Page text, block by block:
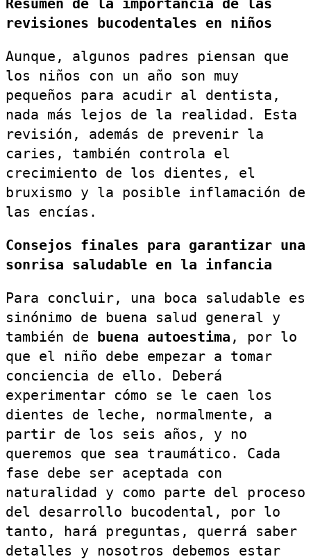
Resumen de la importancia de las
revisiones bucodentales en niños
Aunque, algunos padres piensan que
los niños con un año son muy
pequeños para acudir al dentista,
nada más lejos de la realidad. Esta
revisión, además de prevenir la
caries, también controla el
crecimiento de los dientes, el
bruxismo y la posible inflamación de
las encías.
Consejos finales para garantizar una
sonrisa saludable en la infancia
Para concluir, una boca saludable es
sinónimo de buena salud general y
también de buena autoestima , por lo
que el niño debe empezar a tomar
conciencia de ello. Deberá
experimentar cómo se le caen los
dientes de leche, normalmente, a
partir de los seis años, y no
queremos que sea traumático. Cada
fase debe ser aceptada con
naturalidad y como parte del proceso
del desarrollo bucodental, por lo
tanto, hará preguntas, querrá saber
detalles y nosotros debemos estar